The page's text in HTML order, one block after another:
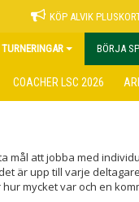
KÖP ALVIK
BÖRJA
COACHER LSC 2026
mål att jobba med
är upp till varje
mycket var och en